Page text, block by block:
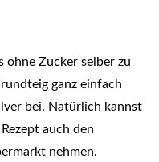
ohne Zucker selber zu
ganz einfach
bei. Natürlich kannst
auch den
nehmen.